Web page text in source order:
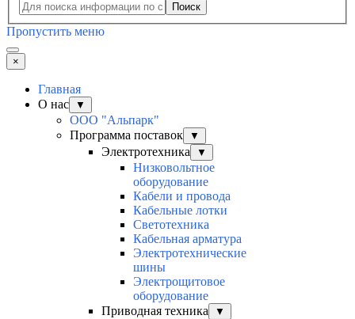
Поиск
Пропустить меню
×
Главная
О нас
▼
ООО "Альпарк"
Программа поставок
▼
Электротехника ▼
Низковольтное
оборудование
Кабели и провода
Кабельные лотки
Светотехника
Кабельная арматура
Электротехнические
шины
Электрощитовое
оборудование
Приводная техника
▼